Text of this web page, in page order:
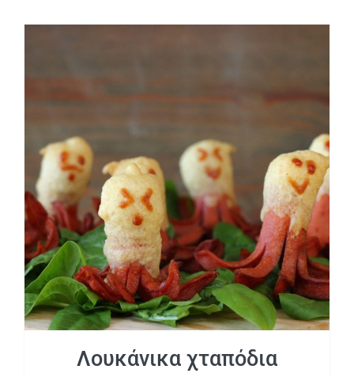
Λουκάνικα χταπόδια
Λουκάνικα χταπόδια